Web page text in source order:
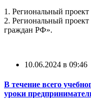
1. Региональный проект
2. Региональный
граждан РФ».
10.06.2024 в 09:46
В течение всего
уроки